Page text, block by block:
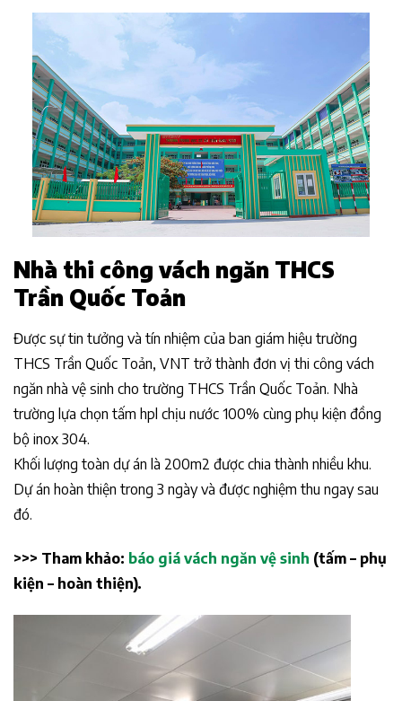
Nhà thi công vách ngăn THCS
Trần Quốc Toản
Được sự tin tưởng và tín nhiệm của ban giám hiệu trường
THCS Trần Quốc Toản, VNT trở thành đơn vị thi công vách
ngăn nhà vệ sinh cho trường THCS Trần Quốc Toản. Nhà
trường lựa chọn tấm hpl chịu nước 100% cùng phụ kiện đồng
bộ inox 304.
Khối lượng toàn dự án là 200m2 được chia thành nhiều khu.
Dự án hoàn thiện trong 3 ngày và được nghiệm thu ngay sau
đó.
>>> Tham khảo: báo giá vách ngăn vệ sinh (tấm – phụ
kiện – hoàn thiện).